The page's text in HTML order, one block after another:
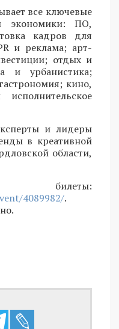
все ключевые
экономики: ПО,
кадров для
и реклама; арт-
отдых и
и урбанистика;
кино,
и лидеры
в креативной
области,
билеты:
4089982/.